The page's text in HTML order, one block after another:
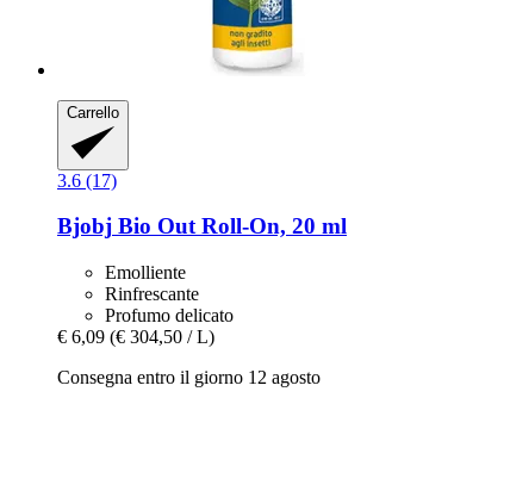
Carrello
3.6 (17)
Bjobj Bio Out Roll-​On, 20 ml
Emolliente
Rinfrescante
Profumo delicato
€ 6,09 (€ 304,50 / L)
Consegna entro il giorno 12 agosto